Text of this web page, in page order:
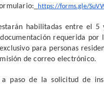
https://forms.gle/
habilitadas entre el
requerida por
para personas
de correo electrónico.
paso de la solicitud de